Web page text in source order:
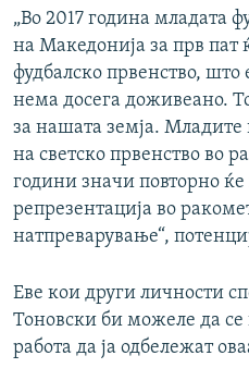
„Во 2017 година младата
на Македонија за прв пат
фудбалско првенство, што
нема досега доживеано.
за нашата земја. Младите
на светско првенство во
години значи повторно
репрезентација во
натпреварување“,
Еве кои други личности
Тоновски би можеле да се
работа да ја одбележат